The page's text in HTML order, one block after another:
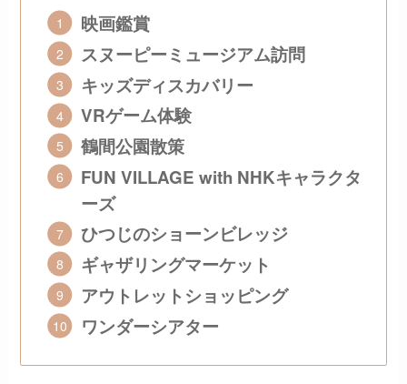
映画鑑賞
スヌーピーミュージアム訪問
キッズディスカバリー
VRゲーム体験
鶴間公園散策
FUN VILLAGE with NHKキャラクタ
ーズ
ひつじのショーンビレッジ
ギャザリングマーケット
アウトレットショッピング
ワンダーシアター